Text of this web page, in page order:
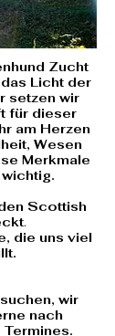
Zucht
Licht der
setzen wir
für dieser
am Herzen
Wesen
Merkmale
Scottish
.
die uns viel
wir
nach